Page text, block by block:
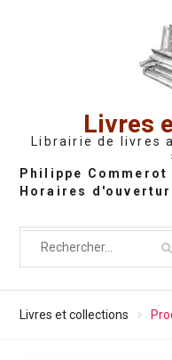
Livres
Librairie de livres
Livres et collections